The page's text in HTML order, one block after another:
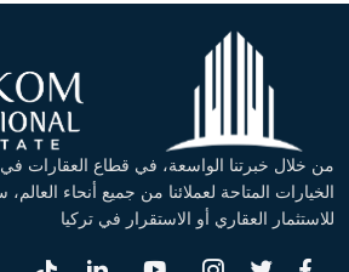
من خلال خبرتنا الواسعة، في قطاع العقارات
الخيارات المتاحة لعملائنا من جميع أنحاء
للاستثمار العقاري أو الاستقرار في تركيا